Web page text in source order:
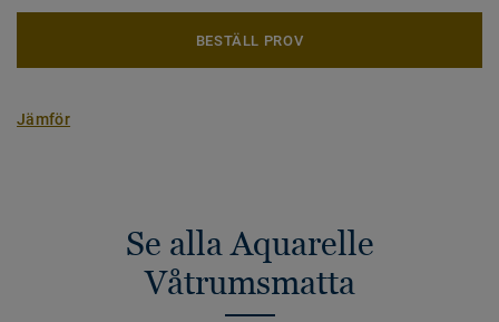
BESTÄLL PROV
Jämför
Se alla Aquarelle
Våtrumsmatta